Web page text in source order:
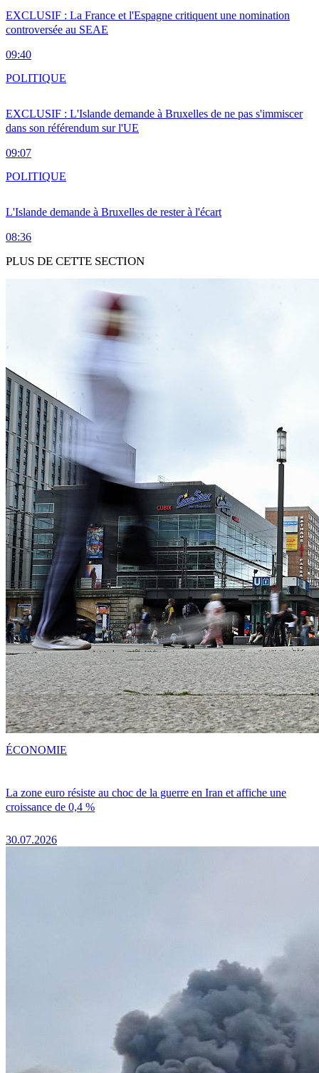
EXCLUSIF : La France et l'Espagne critiquent une nomination
controversée au SEAE
09:40
EXCLUSIF : L'Islande demande à Bruxelles de ne pas s'immiscer
dans son référendum sur l'UE
09:07
POLITIQUE
L'Islande demande à Bruxelles de rester à l'écart
08:36
POLITIQUE
PLUS DE CETTE SECTION
La zone euro résiste au choc de la guerre en Iran et affiche une
croissance de 0,4 %
30.07.2026
ÉCONOMIE